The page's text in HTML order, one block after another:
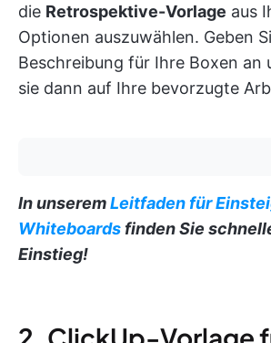
die Retrospektive-Vorlage aus
Optionen auszuwählen. Geben
Beschreibung für Ihre Boxen an
sie dann auf Ihre bevorzugte
In unseremLeitfaden für
Whiteboards finden Sie
Einstieg!